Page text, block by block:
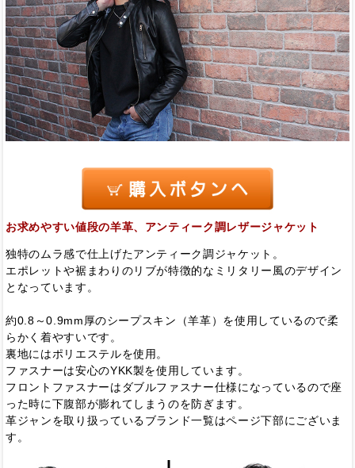
お求めやすい値段の羊革、アンティーク調レザージャケット
独特のムラ感で仕上げたアンティーク調ジャケット。
エポレットや裾まわりのリブが特徴的なミリタリー風のデザイン
となっています。
約0.8～0.9mm厚のシープスキン（羊革）を使用しているので柔
らかく着やすいです。
裏地にはポリエステルを使用。
ファスナーは安心のYKK製を使用しています。
フロントファスナーはダブルファスナー仕様になっているので座
った時に下腹部が膨れてしまうのを防ぎます。
革ジャンを取り扱っているブランド一覧はページ下部にございま
す。